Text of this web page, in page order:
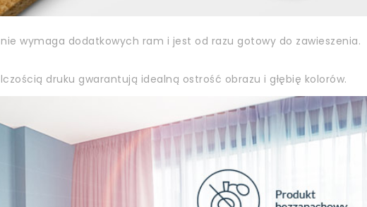
wymaga dodatkowych ram i jest od razu gotowy do zawieszenia.
druku gwarantują idealną ostrość obrazu i głębię kolorów.